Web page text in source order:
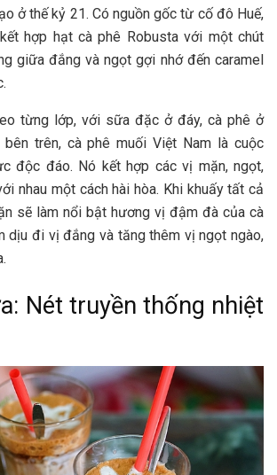
ở thế kỷ 21. Có nguồn gốc từ cố đô Huế,
hợp hạt cà phê Robusta với một chút
giữa đắng và ngọt gợi nhớ đến caramel
từng lớp, với sữa đặc ở đáy, cà phê ở
trên, cà phê muối Việt Nam là cuộc
độc đáo. Nó kết hợp các vị mặn, ngọt,
nhau một cách hài hòa. Khi khuấy tất cả
sẽ làm nổi bật hương vị đậm đà của cà
dịu đi vị đắng và tăng thêm vị ngọt ngào,
Nét truyền thống nhiệt